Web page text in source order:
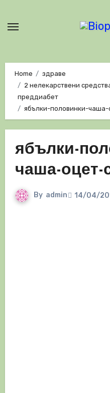
Home
здраве
2 нелекарствени
преддиабет
ябълки-половинки-чаша-
ябълки-
чаша-оцет-
By admin 14/04/